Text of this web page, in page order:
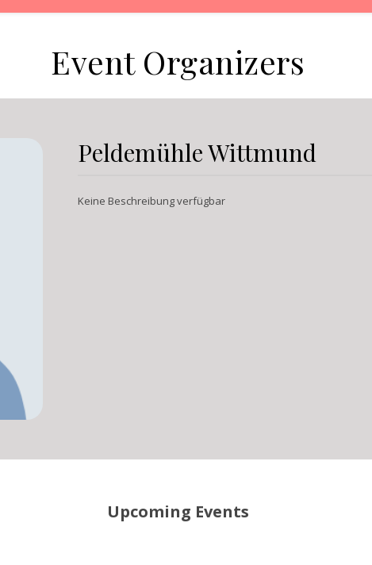
Event Organizers
Peldemühle Wittmund
Keine Beschreibung verfügbar
Upcoming Events